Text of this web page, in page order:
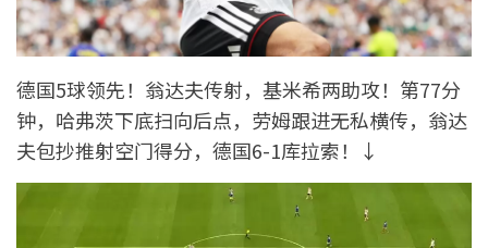
德国5球领先！翁达夫传射，基米希两助攻！第77分
钟，哈弗茨下底扫向后点，劳姆跟进无私横传，翁达
夫包抄推射空门得分，德国6-1库拉索！↓